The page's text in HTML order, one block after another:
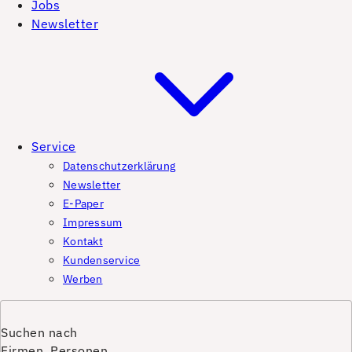
Jobs
Newsletter
Service
Datenschutzerklärung
Newsletter
E-Paper
Impressum
Kontakt
Kundenservice
Werben
Suchen nach